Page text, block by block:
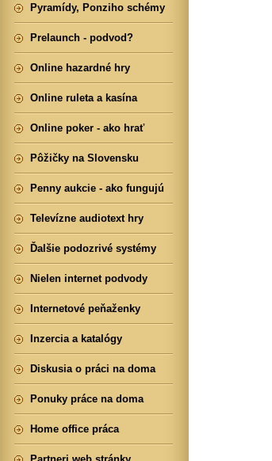
Pyramídy, Ponziho schémy
Prelaunch - podvod?
Online hazardné hry
Online ruleta a kasína
Online poker - ako hrať
Pôžičky na Slovensku
Penny aukcie - ako fungujú
Televízne audiotext hry
Ďalšie podozrivé systémy
Nielen internet podvody
Internetové peňaženky
Inzercia a katalógy
Diskusia o práci na doma
Ponuky práce na doma
Home office práca